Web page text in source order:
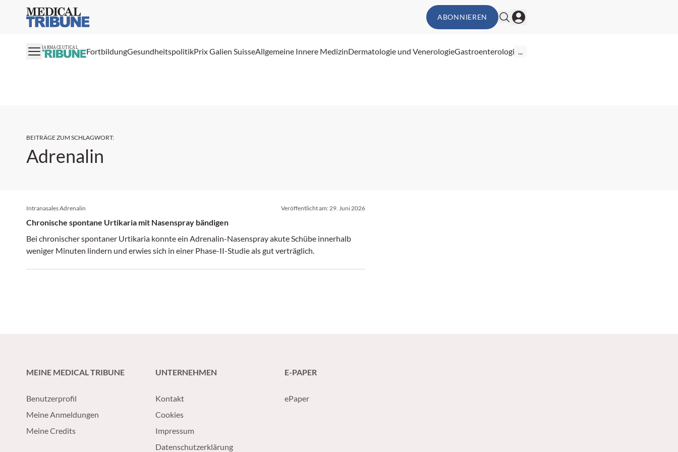
Medical Tribune ABONNIEREN
PHARMACEUTICAL FortbildungGesundheitspolitikPrix Galien SuisseAllgemeine Innere MedizinDermatologie und VenerologieGastroenterologie...
BEITRÄGE ZUM SCHLAGWORT:
Adrenalin
Intranasales Adrenalin Veröffentlicht am: 29. Juni 2026
Chronische spontane Urtikaria mit Nasenspray bändigen
Bei chronischer spontaner Urtikaria konnte ein Adrenalin-Nasenspray akute Schübe innerhalb
weniger Minuten lindern und erwies sich in einer Phase-II-Studie als gut verträglich.
MEINE MEDICAL TRIBUNE
Benutzerprofil
Meine Anmeldungen
Meine Credits
UNTERNEHMEN
Kontakt
Cookies
Impressum
Datenschutzerklärung
E-PAPER
ePaper